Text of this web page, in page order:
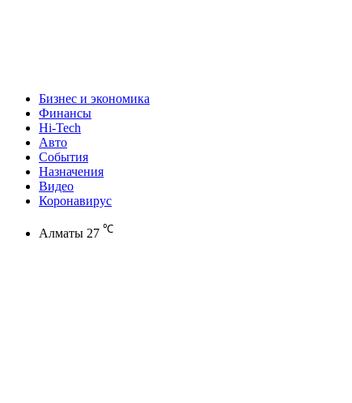
Бизнес и экономика
Финансы
Hi-Tech
Авто
События
Назначения
Видео
Коронавирус
Алматы 27 ℃